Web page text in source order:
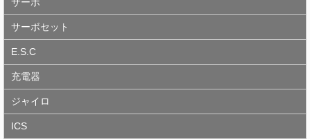
サーボセット
E.S.C
充電器
ジャイロ
ICS